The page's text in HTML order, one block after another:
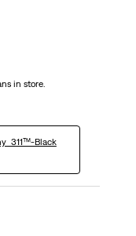
in store.
311™-Black